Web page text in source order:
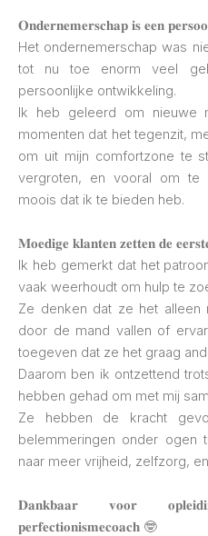
𝐎𝐧𝐝𝐞𝐫𝐧𝐞𝐦𝐞𝐫𝐬𝐜𝐡𝐚𝐩 𝐢𝐬 𝐞𝐞𝐧
Het ondernemerschap was
tot nu toe enorm veel
persoonlijke ontwikkeling.
Ik heb geleerd om nieuwe
momenten dat het tegenzit,
om uit mijn comfortzone te
vergroten, en vooral om te
moois dat ik te bieden heb.
𝐌𝐨𝐞𝐝𝐢𝐠𝐞 𝐤𝐥𝐚𝐧𝐭𝐞𝐧 𝐳𝐞𝐭𝐭𝐞𝐧 𝐝𝐞
Ik heb gemerkt dat het
vaak weerhoudt om hulp te
Ze denken dat ze het alleen
door de mand vallen of
toegeven dat ze het graag
Daarom ben ik ontzettend
hebben gehad om met mij
Ze hebben de kracht
belemmeringen onder ogen
naar meer vrijheid, zelfzorg,
𝐃𝐚𝐧𝐤𝐛𝐚𝐚𝐫 𝐯𝐨𝐨𝐫
𝐩𝐞𝐫𝐟𝐞𝐜𝐭𝐢𝐨𝐧𝐢𝐬𝐦𝐞𝐜𝐨𝐚𝐜𝐡 🤓